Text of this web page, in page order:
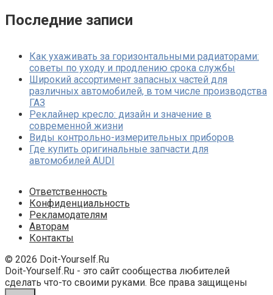
Последние записи
Как ухаживать за горизонтальными радиаторами:
советы по уходу и продлению срока службы
Широкий ассортимент запасных частей для
различных автомобилей, в том числе производства
ГАЗ
Реклайнер кресло: дизайн и значение в
современной жизни
Виды контрольно-измерительных приборов
Где купить оригинальные запчасти для
автомобилей AUDI
Ответственность
Конфиденциальность
Рекламодателям
Авторам
Контакты
© 2026 Doit-Yourself.Ru
Doit-Yourself.Ru - это сайт сообщества любителей
сделать что-то своими руками. Все права защищены